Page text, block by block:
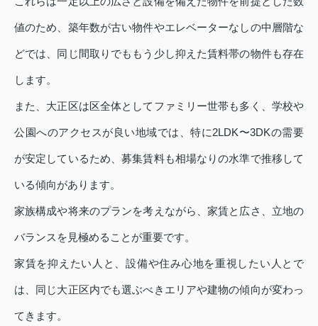
値のため、築年数が古い物件やエレベーターなしの中層階な
どでは、同じ間取りでももう少し抑えた賃料帯の物件も存在
します。
また、大正区は区全体としてファミリー世帯も多く、学校や
公園へのアクセスが良い地域では、特に2LDK〜3DKの需要
が安定しているため、募集賃料も相場なりの水準で推移して
いる傾向があります。
家族構成や将来のプランを考えながら、家賃と広さ、立地の
バランスを見極めることが重要です。
家賃を抑えたい人と、設備や住み心地を重視したい人とで
は、同じ大正区内でも選ぶべきエリアや建物の傾向が変わっ
てきます。